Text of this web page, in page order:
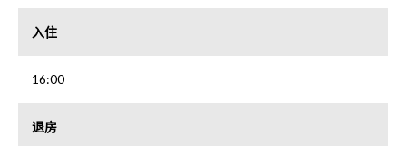
入住
16:00
退房